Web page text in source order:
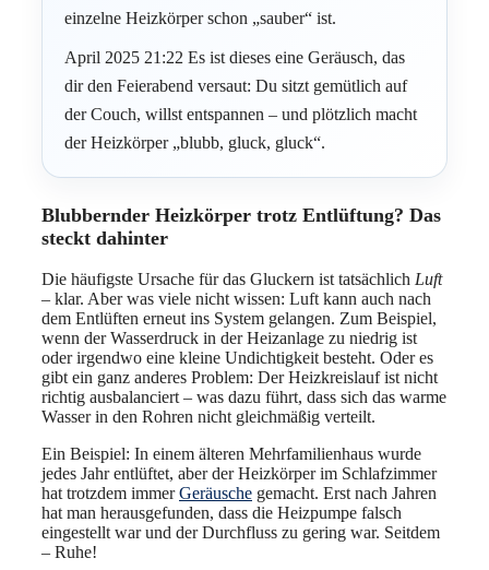
einzelne Heizkörper schon „sauber“ ist.
April 2025 21:22 Es ist dieses eine Geräusch, das
dir den Feierabend versaut: Du sitzt gemütlich auf
der Couch, willst entspannen – und plötzlich macht
der Heizkörper „blubb, gluck, gluck“.
Blubbernder Heizkörper trotz Entlüftung? Das
steckt dahinter
Die häufigste Ursache für das Gluckern ist tatsächlich Luft
– klar. Aber was viele nicht wissen: Luft kann auch nach
dem Entlüften erneut ins System gelangen. Zum Beispiel,
wenn der Wasserdruck in der Heizanlage zu niedrig ist
oder irgendwo eine kleine Undichtigkeit besteht. Oder es
gibt ein ganz anderes Problem: Der Heizkreislauf ist nicht
richtig ausbalanciert – was dazu führt, dass sich das warme
Wasser in den Rohren nicht gleichmäßig verteilt.
Ein Beispiel: In einem älteren Mehrfamilienhaus wurde
jedes Jahr entlüftet, aber der Heizkörper im Schlafzimmer
hat trotzdem immerGeräusche gemacht. Erst nach Jahren
hat man herausgefunden, dass die Heizpumpe falsch
eingestellt war und der Durchfluss zu gering war. Seitdem
– Ruhe!